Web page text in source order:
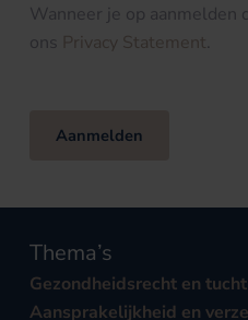
Wanneer je op aanmelden
ons Privacy Statement.
Aanmelden
Thema’s
Gezondheidsrecht en
Aansprakelijkheid en